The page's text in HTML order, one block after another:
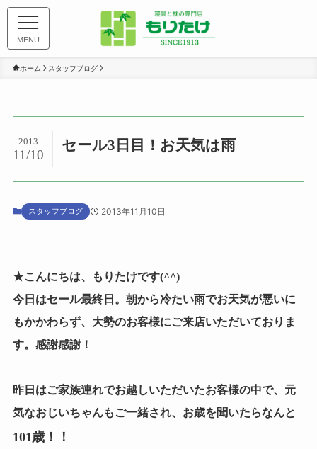
MENU
ホーム スタッフブログ
セール3日目！お天気は雨
2013
11/10
スタッフブログ 2013年11月10日
★こんにちは、もりたけです(^^)
今日はセール最終日。朝から冷たい雨でお天気が悪いに
もかかわらず、大勢のお客様にご来店いただいておりま
す。感謝感謝！
昨日はご家族連れでお越しいただいたお客様の中で、元
気なおじいちゃんもご一緒され、お歳を聞いたらなんと
101歳！！